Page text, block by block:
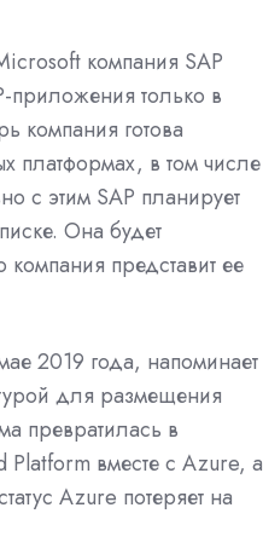
компания SAP
приложения только в
компания готова
платформах, в том числе
с этим SAP планирует
Она будет
представит ее
2019 года, напоминает
для размещения
превратилась в
Platform вместе с Azure, а
Azure потеряет на